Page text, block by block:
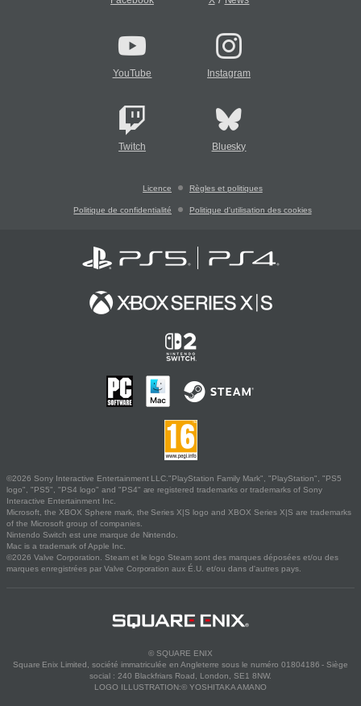
YouTube Instagram
Twitch Bluesky
Licence Règles et politiques
Politique de confidentialité Politique d'utilisation des cookies
©2026 Sony Interactive Entertainment LLC."PlayStation Family Mark", "PlayStation", "PS5
logo", "PS5", "PS4 logo" and "PS4" are registered trademarks or trademarks of Sony
Interactive Entertainment Inc.
Microsoft, the XBOX Sphere mark, the Series X|S logo and XBOX Series X|S are trademarks
of the Microsoft group of companies.
Nintendo Switch est une marque de Nintendo.
Mac is a trademark of Apple Inc.
©2026 Valve Corporation. Steam et le logo Steam sont des marques déposées et/ou des
marques enregistrées par Valve Corporation aux É.U. et/ou dans d'autres pays.
© SQUARE ENIX
Square Enix Limited, société immatriculée en Angleterre sous le numéro 01804186 - Siège
social : 240 Blackfriars Road, London, SE1 8NW.
LOGO ILLUSTRATION:© YOSHITAKA AMANO